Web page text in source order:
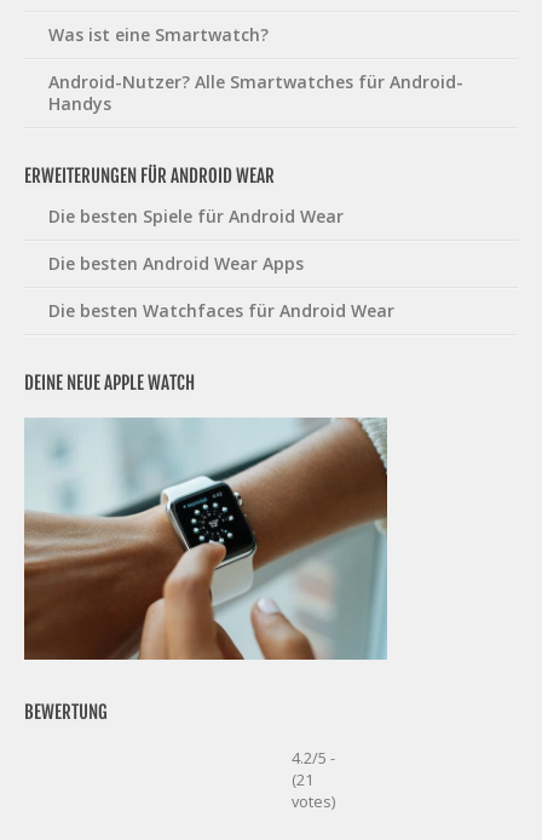
Was ist eine Smartwatch?
Android-Nutzer? Alle Smartwatches für Android-
Handys
ERWEITERUNGEN FÜR ANDROID WEAR
Die besten Spiele für Android Wear
Die besten Android Wear Apps
Die besten Watchfaces für Android Wear
DEINE NEUE APPLE WATCH
BEWERTUNG
4.2/5 -
(21
votes)